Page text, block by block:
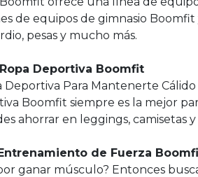
de equipos de gimnasio
pesas y mucho más.
Deportiva Boomfit
Deportiva Para Mantenerte Cálido
Boomfit siempre es la mejor
ahorrar en leggings, camisetas
de Fuerza
ganar músculo? Entonces